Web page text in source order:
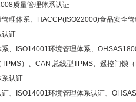
质量管理体系认证
理体系、HACCP(ISO22000)食品安全
认证
、ISO14001环境管理体系、
）、CAN 总线型TPMS、遥控门锁
系认证
、ISO14001环境管理体系认证、